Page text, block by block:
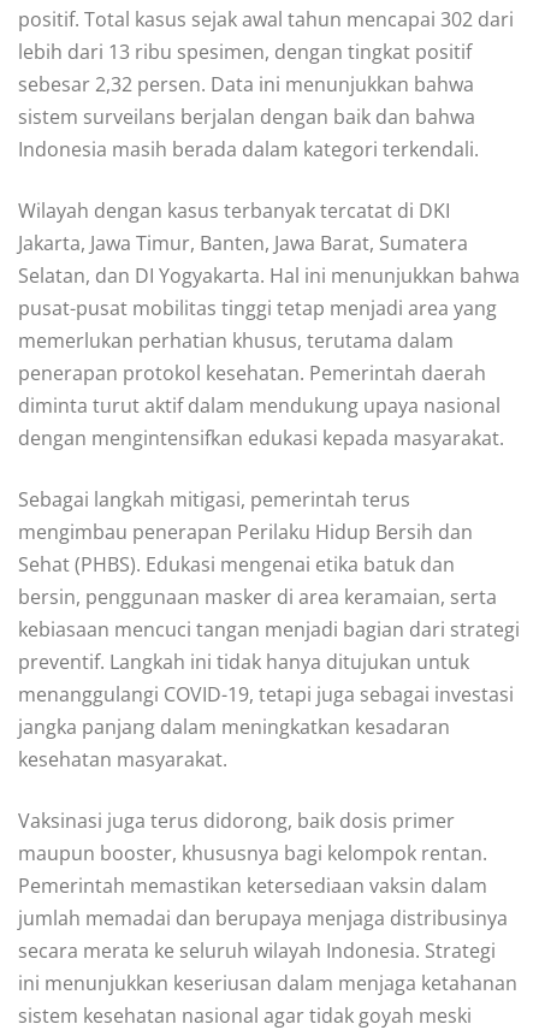
positif. Total kasus sejak awal tahun mencapai 302 dari
lebih dari 13 ribu spesimen, dengan tingkat positif
sebesar 2,32 persen. Data ini menunjukkan bahwa
sistem surveilans berjalan dengan baik dan bahwa
Indonesia masih berada dalam kategori terkendali.
Wilayah dengan kasus terbanyak tercatat di DKI
Jakarta, Jawa Timur, Banten, Jawa Barat, Sumatera
Selatan, dan DI Yogyakarta. Hal ini menunjukkan bahwa
pusat-pusat mobilitas tinggi tetap menjadi area yang
memerlukan perhatian khusus, terutama dalam
penerapan protokol kesehatan. Pemerintah daerah
diminta turut aktif dalam mendukung upaya nasional
dengan mengintensifkan edukasi kepada masyarakat.
Sebagai langkah mitigasi, pemerintah terus
mengimbau penerapan Perilaku Hidup Bersih dan
Sehat (PHBS). Edukasi mengenai etika batuk dan
bersin, penggunaan masker di area keramaian, serta
kebiasaan mencuci tangan menjadi bagian dari strategi
preventif. Langkah ini tidak hanya ditujukan untuk
menanggulangi COVID-19, tetapi juga sebagai investasi
jangka panjang dalam meningkatkan kesadaran
kesehatan masyarakat.
Vaksinasi juga terus didorong, baik dosis primer
maupun booster, khususnya bagi kelompok rentan.
Pemerintah memastikan ketersediaan vaksin dalam
jumlah memadai dan berupaya menjaga distribusinya
secara merata ke seluruh wilayah Indonesia. Strategi
ini menunjukkan keseriusan dalam menjaga ketahanan
sistem kesehatan nasional agar tidak goyah meski